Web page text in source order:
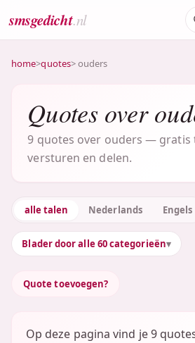
smsgedicht.nl
home>quotes> ouders
Quotes over
9 quotes over ouders — gratis
versturen en delen.
alle talen Nederlands Engels
Blader door alle 60 categorieën
Quote toevoegen?
Op deze pagina vind je 9